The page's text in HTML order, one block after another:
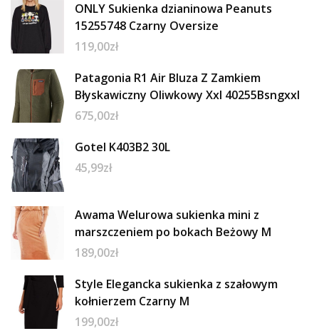
ONLY Sukienka dzianinowa Peanuts
15255748 Czarny Oversize
119,00zł
Patagonia R1 Air Bluza Z Zamkiem
Błyskawiczny Oliwkowy Xxl 40255Bsngxxl
675,00zł
Gotel K403B2 30L
45,99zł
Awama Welurowa sukienka mini z
marszczeniem po bokach Beżowy M
189,00zł
Style Elegancka sukienka z szałowym
kołnierzem Czarny M
199,00zł